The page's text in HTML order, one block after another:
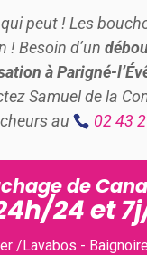
peut ! Les
! Besoin d’un
à Parigné-
Samuel de la
au
02 43
de
24 et
/Lavabos -